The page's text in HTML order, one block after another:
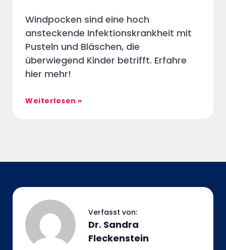
Windpocken sind eine hoch
ansteckende Infektionskrankheit mit
Pusteln und Bläschen, die
überwiegend Kinder betrifft. Erfahre
hier mehr!
Weiterlesen »
Dr. Sandra
Fleckenstein